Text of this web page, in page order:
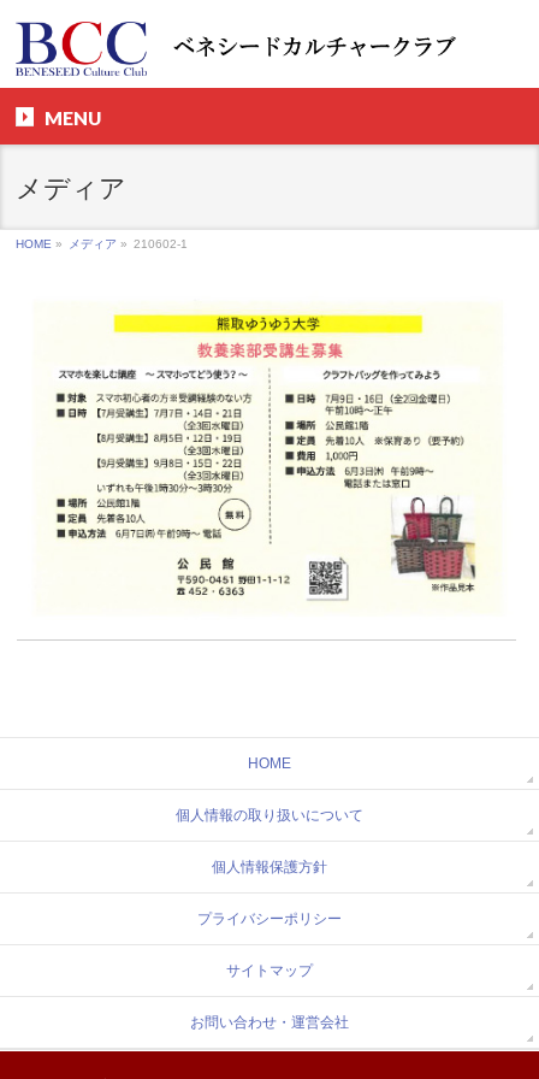
MENU
メディア
HOME » メディア » 210602-1
HOME
個人情報の取り扱いについて
個人情報保護方針
プライバシーポリシー
サイトマップ
お問い合わせ・運営会社